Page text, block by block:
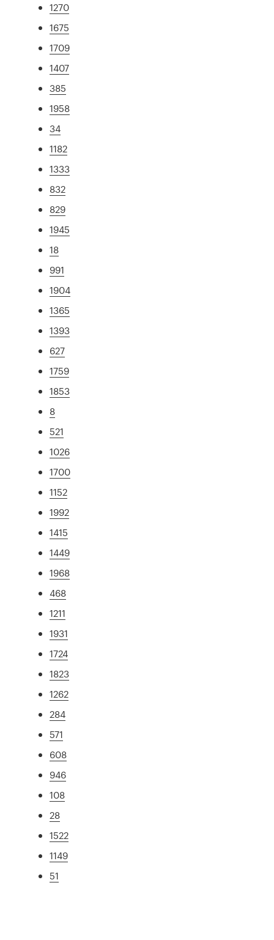
1270
1675
1709
1407
385
1958
34
1182
1333
832
829
1945
18
991
1904
1365
1393
627
1759
1853
8
521
1026
1700
1152
1992
1415
1449
1968
468
1211
1931
1724
1823
1262
284
571
608
946
108
28
1522
1149
51